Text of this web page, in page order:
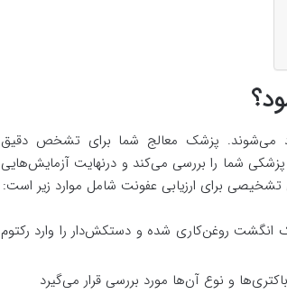
می‌شوند. پزشک معالج شما برای تشخص دقیق
شما را بررسی می‌کند و درنهایت آزمایش‌هایی
برای ارزیابی عفونت شامل موارد زیر است:
انگشت روغن‌کاری شده و دستکش‌دار را وارد رکتوم
و نوع آن‌ها مورد بررسی قرار می‌گیرد